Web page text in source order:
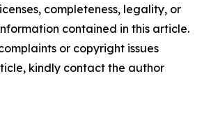
completeness, legality, or
contained in this article.
or copyright issues
kindly contact the author